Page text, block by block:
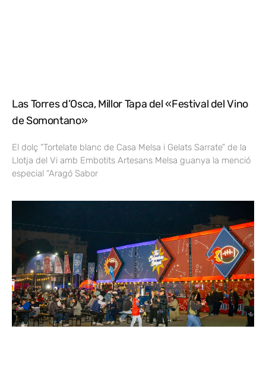
Las Torres d’Osca, Millor Tapa del «Festival del Vino
de Somontano»
El dolç “Tortelate blanc de Casa Melsa i Gelats Sarrate” de la
Llotja del Vi amb Embotits Artesans Melsa guanya la menció
especial “Aragó Sabor